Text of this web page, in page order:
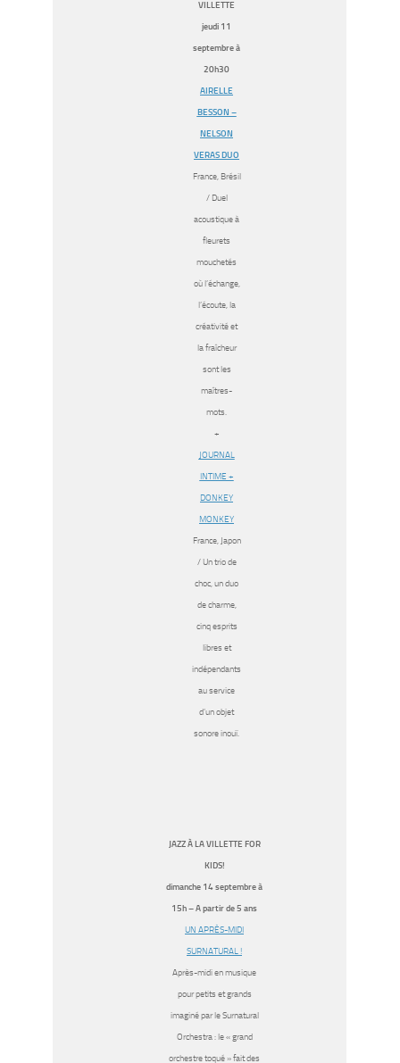
VILLETTE
jeudi 11
septembre à
20h30
AIRELLE
BESSON –
NELSON
VERAS DUO
France, Brésil
/ Duel
acoustique à
fleurets
mouchetés
où l’échange,
l’écoute, la
créativité et
la fraîcheur
sont les
maîtres-
mots.
+
JOURNAL
INTIME +
DONKEY
MONKEY
France, Japon
/ Un trio de
choc, un duo
de charme,
cinq esprits
libres et
indépendants
au service
d’un objet
sonore inouï.
JAZZ À LA VILLETTE FOR
KIDS!
dimanche 14 septembre à
15h – A partir de 5 ans
UN APRÈS-MIDI
SURNATURAL !
Après-midi en musique
pour petits et grands
imaginé par le Surnatural
Orchestra : le « grand
orchestre toqué » fait des